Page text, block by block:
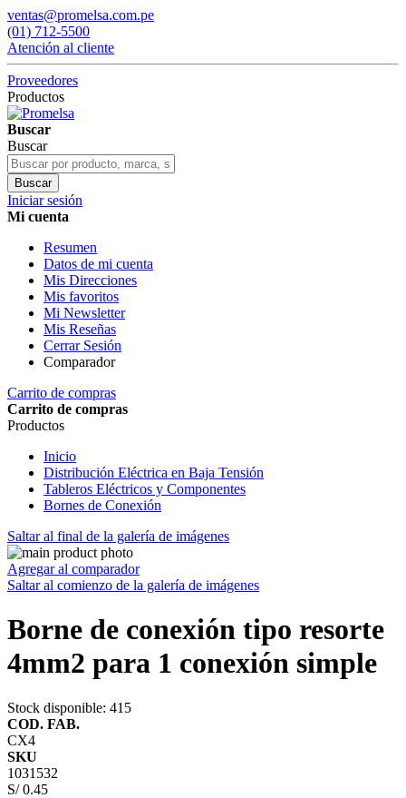
ventas@promelsa.com.pe
(01) 712-5500
Atención al cliente
Proveedores
Productos
Buscar
Buscar
Buscar
Iniciar sesión
Mi cuenta
Resumen
Datos de mi cuenta
Mis Direcciones
Mis favoritos
Mi Newsletter
Mis Reseñas
Cerrar Sesión
Comparador
Carrito de compras
Carrito de compras
Productos
Inicio
Distribución Eléctrica en Baja Tensión
Tableros Eléctricos y Componentes
Bornes de Conexión
Saltar al final de la galería de imágenes
Agregar al comparador
Saltar al comienzo de la galería de imágenes
Borne de conexión tipo resorte
4mm2 para 1 conexión simple
Stock disponible: 415
COD. FAB.
CX4
SKU
1031532
S/ 0.45